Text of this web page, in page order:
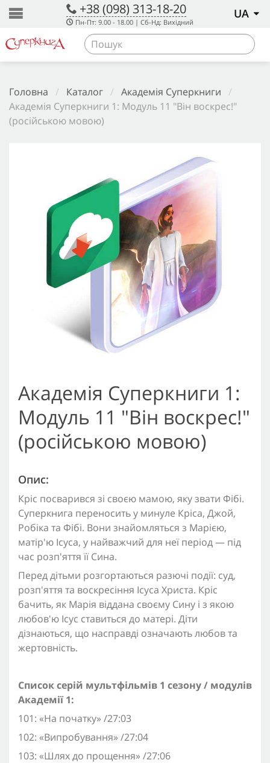
+38 (098) 313-18-20
Пн-Пт: 9.00 - 18.00 | Сб-Нд: Вихідний
UA
Головна / Каталог / Академія Суперкниги /
Академія Суперкниги 1: Модуль 11 "Він воскрес!"
(російською мовою)
Академія Суперкниги 1:
Модуль 11 "Він воскрес!"
(російською мовою)
Опис:
Кріс посварився зі своєю мамою, яку звати Фібі.
Суперкнига переносить у минуле Кріса, Джой,
Робіка та Фібі. Вони знайомляться з Марією,
матір'ю Ісуса, у найважчий для неї період — під
час розп'яття її Сина.
Перед дітьми розгортаються разючі події: суд,
розп'яття та воскресіння Ісуса Христа. Кріс
бачить, як Марія віддана своєму Сину і з якою
любов'ю Ісус ставиться до матері. Діти
дізнаються, що насправді означають любов та
жертовність.
Список серій мультфільмів 1 сезону / модулів
Академії 1:
101: «На початку» /27:03
102: «Випробування» /27:04
103: «Шлях до прощення» /27:06